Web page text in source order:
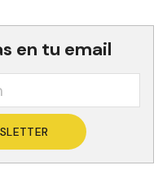
en tu email